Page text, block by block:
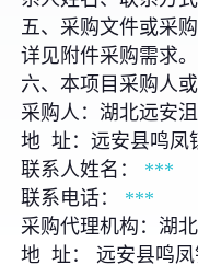
五、采购文件或采
详见附件采购需求。
六、本项目采购人
采购人：湖北远安
地 址：远安县鸣凤
联系人姓名： ***
联系电话： ***
采购代理机构：湖
地 址： 远安县鸣凤